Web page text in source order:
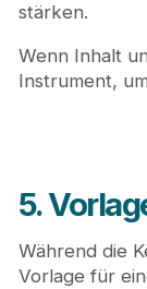
stärken.
Wenn Inhalt
Instrument,
5.
Während die
Vorlage für